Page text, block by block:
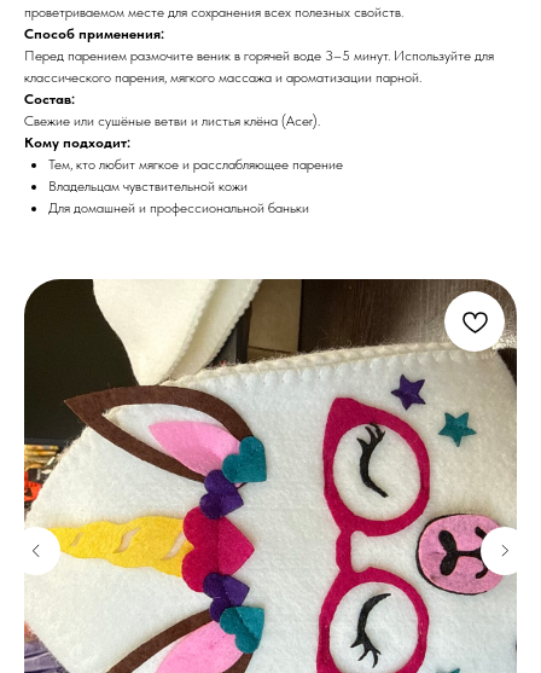
проветриваемом месте для сохранения всех полезных свойств.
Способ применения:
Перед парением размочите веник в горячей воде 3–5 минут. Используйте для
классического парения, мягкого массажа и ароматизации парной.
Состав:
Свежие или сушёные ветви и листья клёна (Acer).
Кому подходит:
Тем, кто любит мягкое и расслабляющее парение
Владельцам чувствительной кожи
Для домашней и профессиональной баньки